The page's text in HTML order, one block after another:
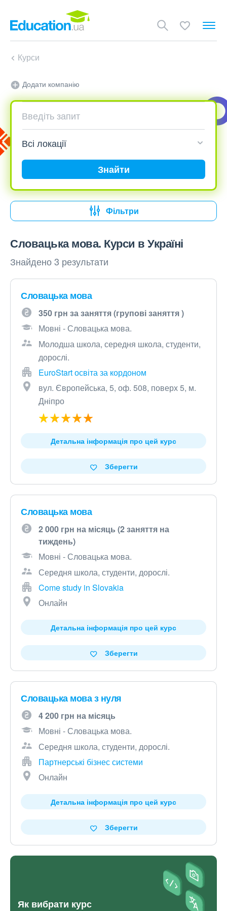
Курси
Додати компанію
Знайти
Фільтри
Словацька мова. Курси в Україні
Знайдено 3 результати
Словацька мова
350 грн за заняття (групові заняття )
Мовні - Словацька мова.
Молодша школа, середня школа, студенти,
дорослі.
EuroStart освіта за кордоном
вул. Європейська, 5, оф. 508, поверх 5, м.
Дніпро
Детальна інформація про цей курс
Зберегти
Словацька мова
2 000 грн на місяць (2 заняття на
тиждень)
Мовні - Словацька мова.
Середня школа, студенти, дорослі.
Come study in Slovakia
Онлайн
Детальна інформація про цей курс
Зберегти
Словацька мова з нуля
4 200 грн на місяць
Мовні - Словацька мова.
Середня школа, студенти, дорослі.
Партнерські бізнес системи
Онлайн
Детальна інформація про цей курс
Зберегти
Як вибрати курс